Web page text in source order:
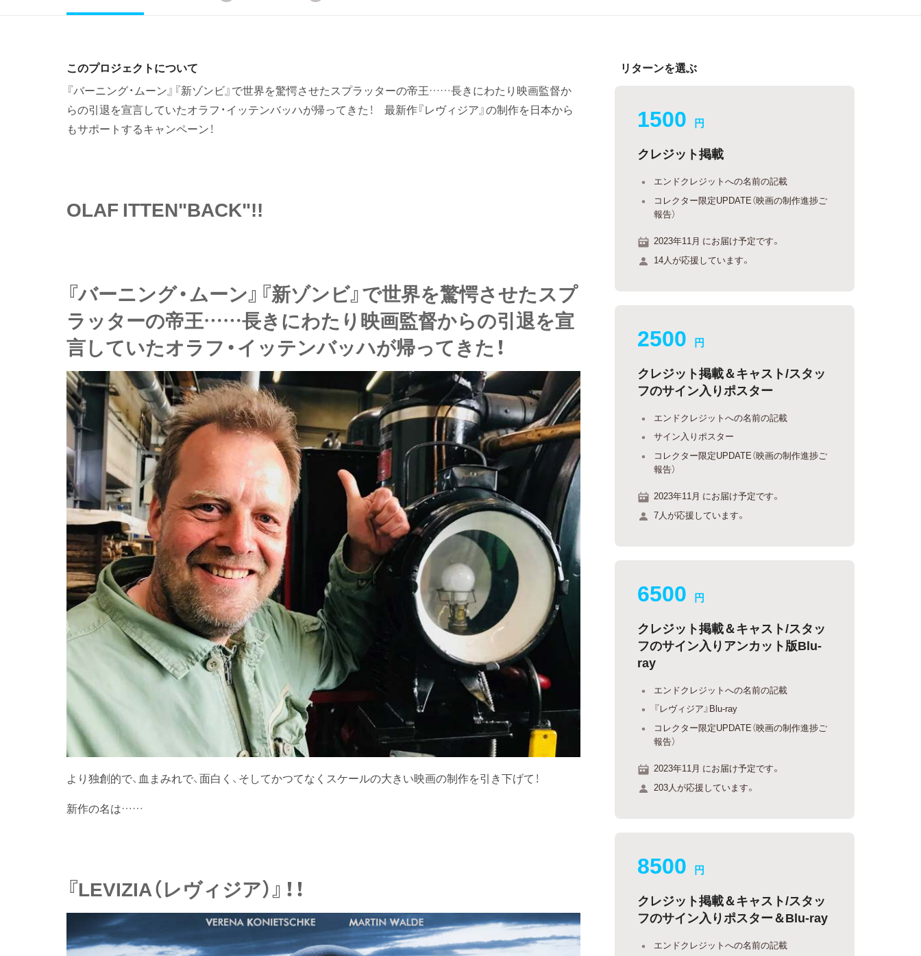
このプロジェクトについて
『バーニング・ムーン』『新ゾンビ』で世界を驚愕させたスプラッターの帝王……長きにわたり映画監督か
らの引退を宣言していたオラフ・イッテンバッハが帰ってきた！ 最新作『レヴィジア』の制作を日本から
もサポートするキャンペーン！
OLAF ITTEN"BACK"!!
『バーニング・ムーン』『新ゾンビ』で世界を驚愕させたスプ
ラッターの帝王……長きにわたり映画監督からの引退を宣
言していたオラフ・イッテンバッハが帰ってきた！
より独創的で、血まみれで、面白く、そしてかつてなくスケールの大きい映画の制作を引き下げて！
新作の名は……
『LEVIZIA（レヴィジア）』！！
リターンを選ぶ
1500 円
クレジット掲載
エンドクレジットへの名前の記載
コレクター限定UPDATE（映画の制作進捗ご
報告）
2023年11月 にお届け予定です。
14人が応援しています。
2500 円
クレジット掲載＆キャスト/スタッ
フのサイン入りポスター
エンドクレジットへの名前の記載
サイン入りポスター
コレクター限定UPDATE（映画の制作進捗ご
報告）
2023年11月 にお届け予定です。
7人が応援しています。
6500 円
クレジット掲載＆キャスト/スタッ
フのサイン入りアンカット版Blu-
ray
エンドクレジットへの名前の記載
『レヴィジア』Blu-ray
コレクター限定UPDATE（映画の制作進捗ご
報告）
2023年11月 にお届け予定です。
203人が応援しています。
8500 円
クレジット掲載＆キャスト/スタッ
フのサイン入りポスター＆Blu-ray
エンドクレジットへの名前の記載